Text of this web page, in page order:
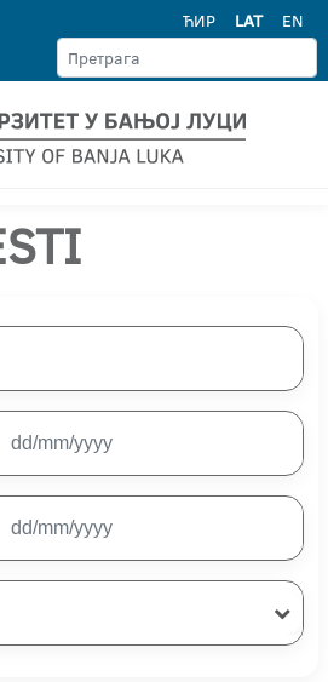
ЋИР LAT EN